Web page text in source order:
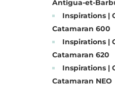
Antigua-et-
Inspirations |
Catamaran 600
Inspirations |
Catamaran 620
Inspirations |
Catamaran NEO